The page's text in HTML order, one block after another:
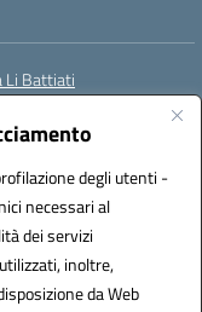
degli utenti -
necessari al
dei servizi
inoltre,
da Web
Li Battiati
ctic8bl002@istruzione.it
7UKG69R2